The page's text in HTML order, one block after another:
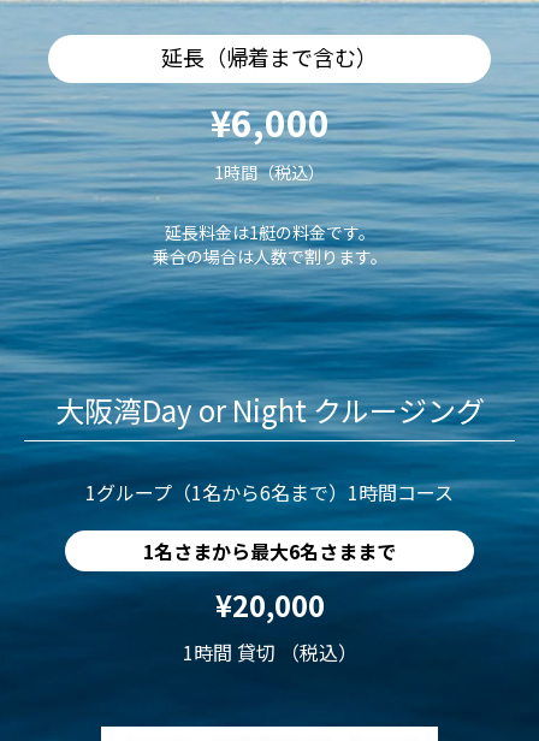
延長（帰着まで含む）
¥6,000
1時間（税込）
延長料金は1艇の料金です。
乗合の場合は人数で割ります。
大阪湾Day or Night クルージング
1グループ（1名から6名まで）1時間コース
1名さまから最大6名さままで
¥20,000
1時間 貸切 （税込）